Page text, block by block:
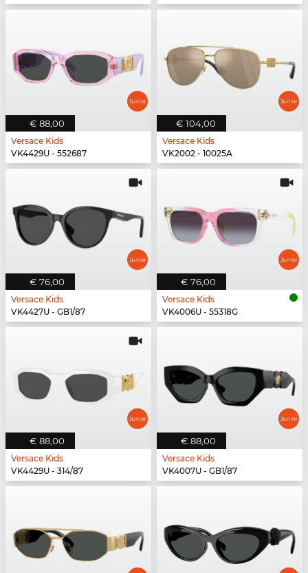
€ 88,00
Versace Kids
VK4429U - 552687
€ 104,00
Versace Kids
VK2002 - 10025A
€ 76,00
Versace Kids
VK4427U - GB1/87
€ 76,00
Versace Kids
VK4006U - 55318G
€ 88,00
Versace Kids
VK4429U - 314/87
€ 88,00
Versace Kids
VK4007U - GB1/87